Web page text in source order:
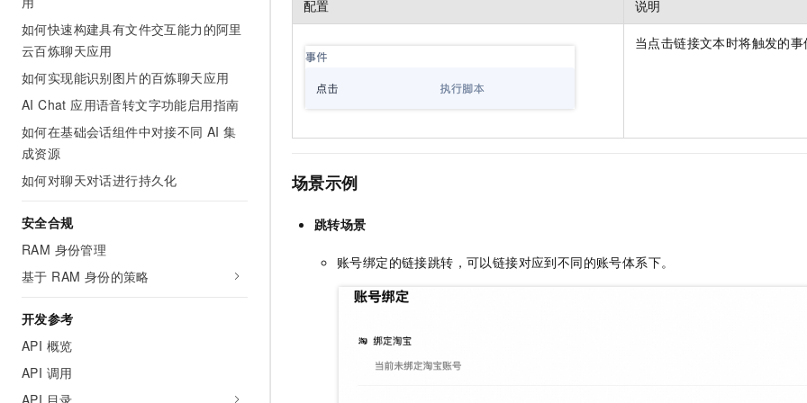
如何快速构建具有文件交互能力的阿里
云百炼聊天应用
如何实现能识别图片的百炼聊天应用
AI Chat 应用语音转文字功能启用指南
如何在基础会话组件中对接不同 AI 集
成资源
如何对聊天对话进行持久化
安全合规
RAM 身份管理
基于 RAM 身份的策略
开发参考
API 概览
API 调用
API 目录
配置 说明
当点击链接文本时将触发的事
场景示例
跳转场景
账号绑定的链接跳转，可以链接对应到不同的账号体系下。